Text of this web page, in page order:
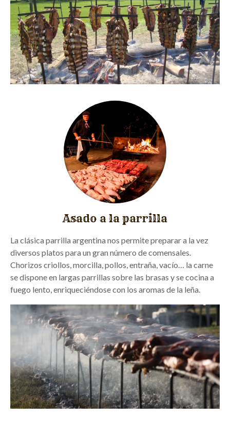
Asado a la parrilla
La clásica parrilla argentina nos permite preparar a la vez
diversos platos para un gran número de comensales.
Chorizos criollos, morcilla, pollos, entraña, vacío… la carne
se dispone en largas parrillas sobre las brasas y se cocina a
fuego lento, enriqueciéndose con los aromas de la leña.